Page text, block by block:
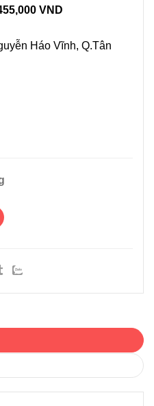
VND
Háo Vĩnh, Q.Tân